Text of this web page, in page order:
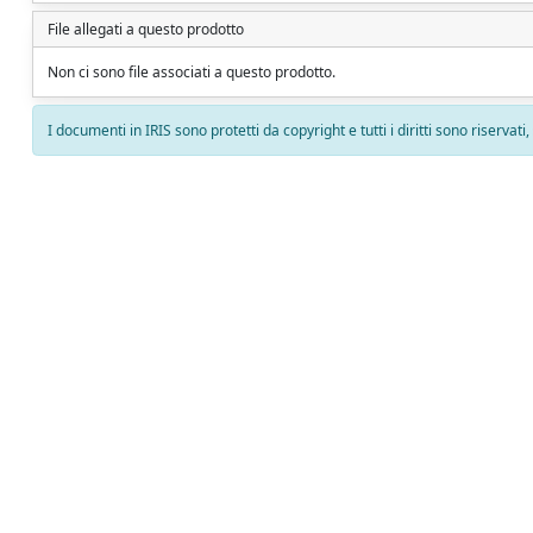
File allegati a questo prodotto
Non ci sono file associati a questo prodotto.
I documenti in IRIS sono protetti da copyright e tutti i diritti sono